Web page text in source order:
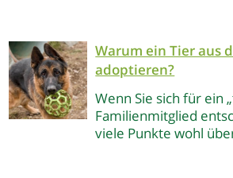
Warum ein Tier aus
adoptieren?
Wenn Sie sich für ein
Familienmitglied
viele Punkte wohl